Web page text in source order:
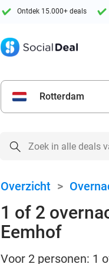
Ontdek 15.000+ deals
Rotterdam
Overzicht >
1 of 2
Eemhof
Voor 2 personen: 1